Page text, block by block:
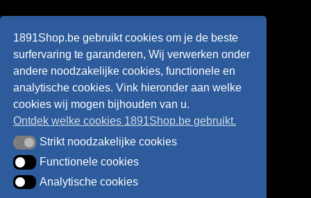
Europese
?
Retourneren
Algemene voorwaarden
1891Shop.be gebruikt cookies om je de beste
surfervaring te garanderen, Wij verwerken onder
andere noodzakelijke cookies, functionele en
analytische cookies. Vink hieronder aan welke
cookies wij mogen bijhouden van u.
Ontdek welke cookies 1891Shop.be gebruikt.
Strikt noodzakelijke cookies
Strikt noodzakelijke cookies
Functionele cookies
Functionele cookies
Analytische cookies
Analytische cookies